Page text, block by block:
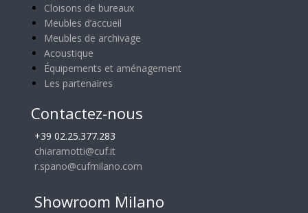
Cloisons de bureaux
Meubles d’accueil
Meubles de archivage
Acoustique
Équipements et aménagement
Les partenaires
Contactez-nous
+39 02.25.377.283
chiaramotti@cuf.it
r.spano@cufmilano.com
Showroom Milano